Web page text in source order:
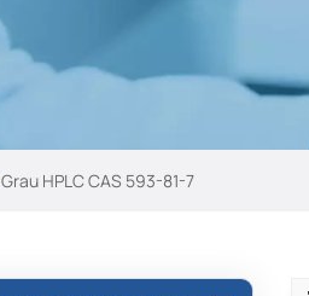
Grau HPLC CAS 593-81-7